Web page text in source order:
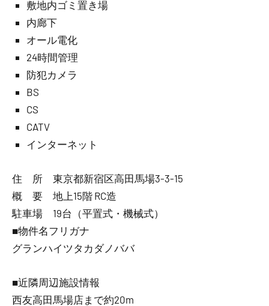
敷地内ゴミ置き場
内廊下
オール電化
24時間管理
防犯カメラ
BS
CS
CATV
インターネット
住 所 東京都新宿区高田馬場3-3-15
概 要 地上15階 RC造
駐車場 19台（平置式・機械式）
■物件名フリガナ
グランハイツタカダノババ
■近隣周辺施設情報
西友高田馬場店まで約20m